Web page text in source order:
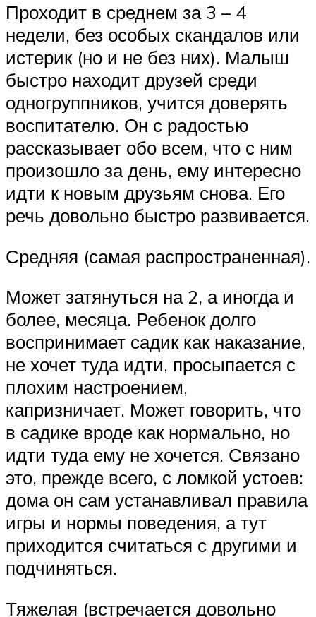
Проходит в среднем за 3 – 4
недели, без особых скандалов или
истерик (но и не без них). Малыш
быстро находит друзей среди
одногруппников, учится доверять
воспитателю. Он с радостью
рассказывает обо всем, что с ним
произошло за день, ему интересно
идти к новым друзьям снова. Его
речь довольно быстро развивается.
Средняя (самая распространенная).
Может затянуться на 2, а иногда и
более, месяца. Ребенок долго
воспринимает садик как наказание,
не хочет туда идти, просыпается с
плохим настроением,
капризничает. Может говорить, что
в садике вроде как нормально, но
идти туда ему не хочется. Связано
это, прежде всего, с ломкой устоев:
дома он сам устанавливал правила
игры и нормы поведения, а тут
приходится считаться с другими и
подчиняться.
Тяжелая (встречается довольно